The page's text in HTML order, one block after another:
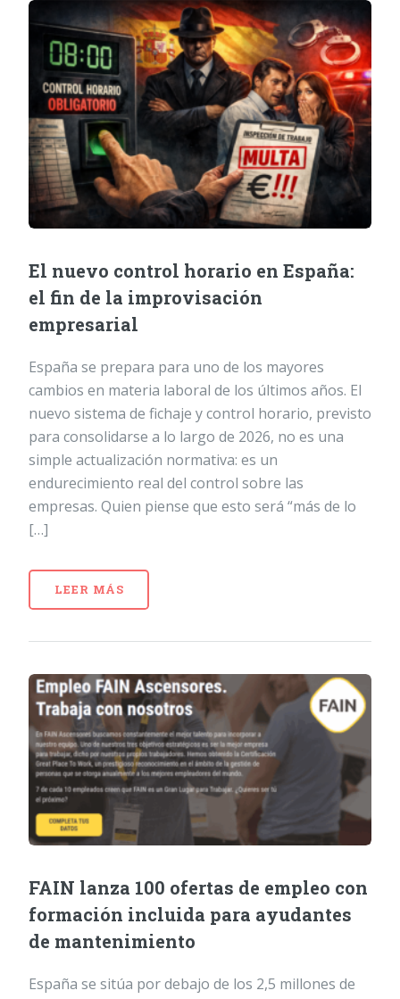
El nuevo control horario en España:
el fin de la improvisación
empresarial
España se prepara para uno de los mayores
cambios en materia laboral de los últimos años. El
nuevo sistema de fichaje y control horario, previsto
para consolidarse a lo largo de 2026, no es una
simple actualización normativa: es un
endurecimiento real del control sobre las
empresas. Quien piense que esto será “más de lo
[…]
LEER MÁS
FAIN lanza 100 ofertas de empleo con
formación incluida para ayudantes
de mantenimiento
España se sitúa por debajo de los 2,5 millones de